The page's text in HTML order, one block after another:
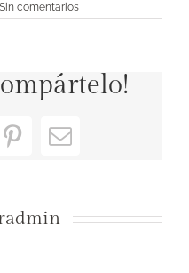
Sin comentarios
PinterestCorreo